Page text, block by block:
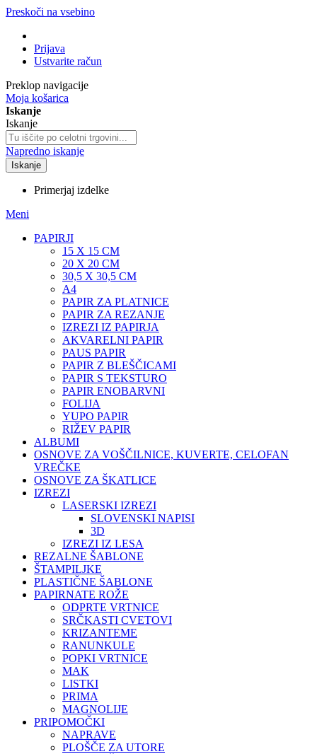
Preskoči na vsebino
Prijava
Ustvarite račun
Preklop navigacije
Moja košarica
Iskanje
Iskanje
Napredno iskanje
Iskanje
Primerjaj izdelke
Meni
PAPIRJI
15 X 15 CM
20 X 20 CM
30,5 X 30,5 CM
A4
PAPIR ZA PLATNICE
PAPIR ZA REZANJE
IZREZI IZ PAPIRJA
AKVARELNI PAPIR
PAUS PAPIR
PAPIR Z BLEŠČICAMI
PAPIR S TEKSTURO
PAPIR ENOBARVNI
FOLIJA
YUPO PAPIR
RIŽEV PAPIR
ALBUMI
OSNOVE ZA VOŠČILNICE, KUVERTE, CELOFAN
VREČKE
OSNOVE ZA ŠKATLICE
IZREZI
LASERSKI IZREZI
SLOVENSKI NAPISI
3D
IZREZI IZ LESA
REZALNE ŠABLONE
ŠTAMPILJKE
PLASTIČNE ŠABLONE
PAPIRNATE ROŽE
ODPRTE VRTNICE
SRČKASTI CVETOVI
KRIZANTEME
RANUNKULE
POPKI VRTNICE
MAK
LISTKI
PRIMA
MAGNOLIJE
PRIPOMOČKI
NAPRAVE
PLOŠČE ZA UTORE